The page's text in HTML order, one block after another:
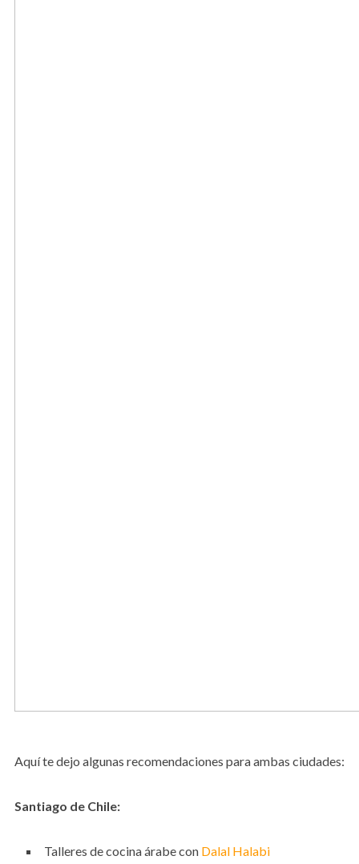
Aquí te dejo algunas recomendaciones para ambas ciudades:
Santiago de Chile:
Talleres de cocina árabe con Dalal Halabi